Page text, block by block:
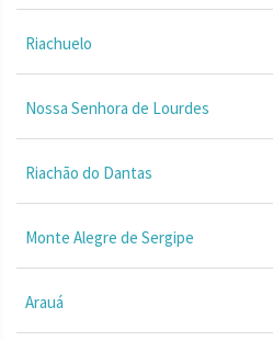
Riachuelo
Nossa Senhora de Lourdes
Riachão do Dantas
Monte Alegre de Sergipe
Arauá